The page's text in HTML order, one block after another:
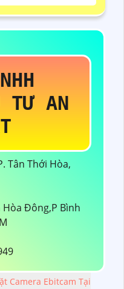
TƯ AN
Tân Thới Hòa,
Hòa Đông,P Bình
Camera Ebitcam Tại